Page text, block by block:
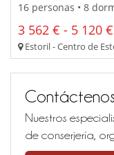
16 personas • 8
3 562 € - 5 120 €
Estoril - Centro de
Contáctenos
Nuestros
de conserjería,